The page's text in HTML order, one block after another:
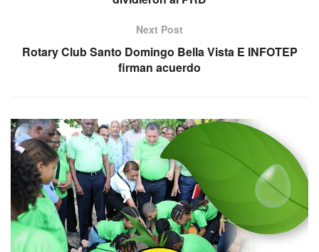
Next Post
Rotary Club Santo Domingo Bella Vista E INFOTEP
firman acuerdo